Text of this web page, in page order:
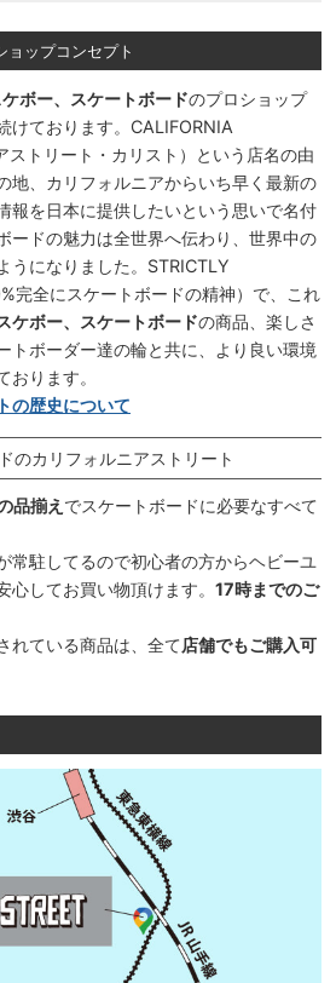
ョップコンセプト
ケボー、スケートボードのプロショップ
けております。CALIFORNIA
ストリート・カリスト）という店名の由
地、カリフォルニアからいち早く最新の
報を日本に提供したいという思いで名付
ードの魅力は全世界へ伝わり、世界中の
うになりました。STRICTLY
完全にスケートボードの精神）で、これ
ケボー、スケートボードの商品、楽しさ
トボーダー達の輪と共に、より良い環境
おります。
の歴史について
のカリフォルニアストリート
品揃え でスケートボードに必要なすべて
常駐してるので初心者の方からヘビーユ
してお買い物頂けます。 17時までのご
れている商品は、全て店舗でもご購入可